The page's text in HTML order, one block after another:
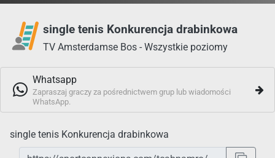
single tenis Konkurencja drabinkowa
TV Amsterdamse Bos - Wszystkie poziomy
Whatsapp
Zapraszaj graczy za pośrednictwem grup lub wiadomości
WhatsApp.
single tenis Konkurencja drabinkowa